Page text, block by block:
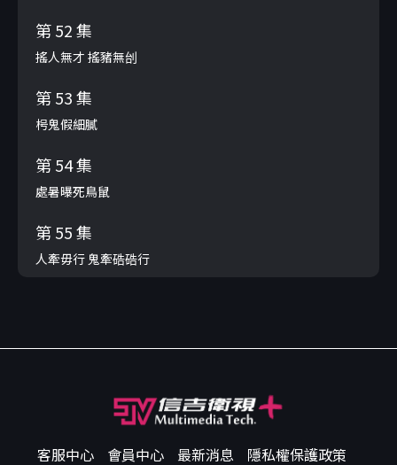
第 52 集
搖人無才 搖豬無刣
第 53 集
枵鬼假細膩
第 54 集
處暑曝死鳥鼠
第 55 集
人牽毋行 鬼牽硞硞行
客服中心 會員中心 最新消息 隱私權保護政策